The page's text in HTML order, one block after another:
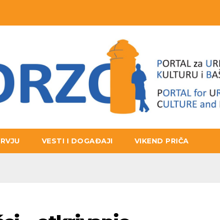
VESTI I DOGAĐAJI VIKEND PRIČA